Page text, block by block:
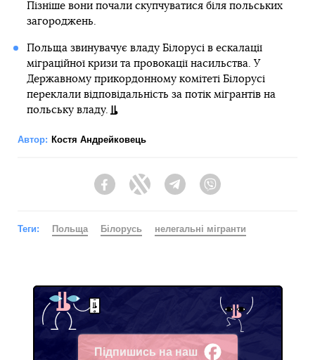
Пізніше вони почали скупчуватися біля польських
загороджень.
Польща звинувачує владу Білорусі в ескалації
міграційної кризи та провокації насильства. У
Державному прикордонному комітеті Білорусі
переклали відповідальність за потік мігрантів на
польську владу.
Автор: Костя Андрейковець
FacebookTwitter Telegram
Теги: Польща Білорусь нелегальні мігранти
Підпишись на наш